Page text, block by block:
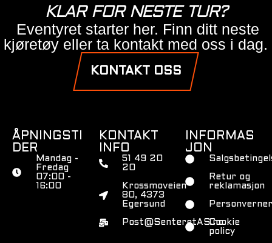
KLAR FOR NESTE TUR?
Eventyret starter her. Finn ditt neste
kjøretøy eller ta kontakt med oss i dag.
KONTAKT OSS
ÅPNINGSTI
DER
Mandag -
Fredag
07:00 -
16:00
KONTAKT
INFO
51 49 20
20
Krossmoveien
80, 4373
Egersund
Post@SenteretAS.no
INFORMAS
JON
Retur og
reklamasjon
Cookie
policy